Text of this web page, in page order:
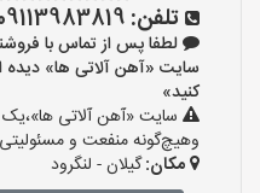
تلفن:
لطفا پس از تماس با
کنید»
سایت «آهن آلاتی
وهیچ‌گونه منفعت و مسئولیتی
مکان:گیلان - لنگرود